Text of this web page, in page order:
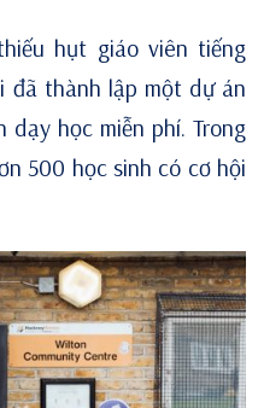
hụt giáo viên tiếng
đã thành lập một dự án
học miễn phí. Trong
500 học sinh có cơ hội